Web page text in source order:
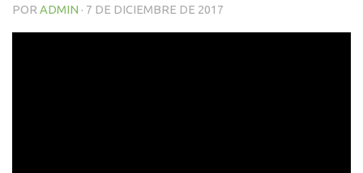
POR ADMIN · 7 DE DICIEMBRE DE 2017